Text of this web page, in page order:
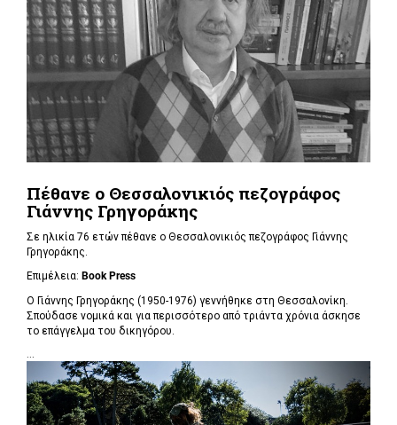
Πέθανε ο Θεσσαλονικιός πεζογράφος
Γιάννης Γρηγοράκης
Σε ηλικία 76 ετών πέθανε ο Θεσσαλονικιός πεζογράφος Γιάννης
Γρηγοράκης.
Επιμέλεια: Book Press
Ο Γιάννης Γρηγοράκης (1950-1976) γεννήθηκε στη Θεσσαλονίκη.
Σπούδασε νομικά και για περισσότερο από τριάντα χρόνια άσκησε
το επάγγελμα του δικηγόρου.
...